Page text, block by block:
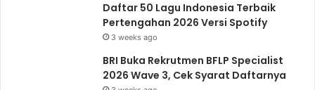
Daftar 50 Lagu Indonesia Terbaik
Pertengahan 2026 Versi Spotify
3 weeks ago
BRI Buka Rekrutmen BFLP Specialist
2026 Wave 3, Cek Syarat Daftarnya